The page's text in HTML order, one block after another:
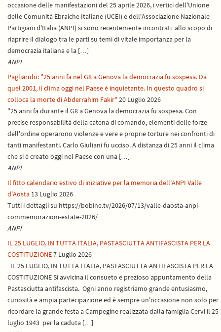
occasione delle manifestazioni del 25 aprile 2026, i vertici dell'Unione
delle Comunità Ebraiche Italiane (UCEI) e dell'Associazione Nazionale
Partigiani d'Italia (ANPI) si sono recentemente incontrati allo scopo di
riaprire il dialogo tra le parti su temi di vitale importanza per la
democrazia italiana e la […]
ANPI
Pagliarulo: "25 anni fa nel G8 a Genova la democrazia fu sospesa. Da
quel 2001, il clima oggi nel Paese è inquietante. In questo quadro si
colloca la morte di Abderrahim Fakir" 20 Luglio 2026
"25 anni fa durante il G8 a Genova la democrazia fu sospesa. Con
precise responsabilità della catena di comando, elementi delle forze
dell'ordine operarono violenze e vere e proprie torture nei confronti di
tanti manifestanti. Carlo Giuliani fu ucciso. A distanza di 25 anni il clima
che si è creato oggi nel Paese con una […]
ANPI
Il fitto calendario estivo di iniziative per la memoria dell'ANPI Valle
d'Aosta 13 Luglio 2026
Tutti i dettagli su https://bobine.tv/2026/07/13/valle-daosta-anpi-
commemorazioni-estate-2026/
ANPI
IL 25 LUGLIO, IN TUTTA ITALIA, PASTASCIUTTA ANTIFASCISTA PER LA
COSTITUZIONE7 Luglio 2026
IL 25 LUGLIO, IN TUTTA ITALIA, PASTASCIUTTA ANTIFASCISTA PER LA
COSTITUZIONE Si avvicina il consueto e prezioso appuntamento della
Pastasciutta antifascista. Ogni anno registriamo grande entusiasmo,
curiosità e ampia partecipazione ed è sempre un'occasione non solo per
ricordare la grande festa a Campegine realizzata dalla famiglia Cervi il 25
luglio 1943 per la caduta […]